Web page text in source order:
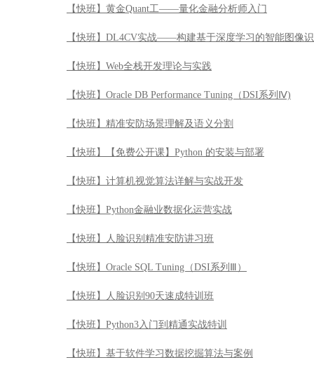
【快班】黄金Quant工——量化金融分析师入门
【快班】DL4CV实战——构建基于深度学习的智能图像
【快班】Web全栈开发理论与实践
【快班】Oracle DB Performance Tuning（DSI系列Ⅳ)
【快班】精准安防场景理解及语义分割
【快班】【免费公开课】Python 的安装与部署
【快班】计算机视觉算法详解与实战开发
【快班】Python金融业数据化运营实战
【快班】人脸识别精准安防讲习班
【快班】Oracle SQL Tuning（DSI系列Ⅲ）
【快班】人脸识别90天速成特训班
【快班】Python3入门到精通实战特训
【快班】基于软件学习数据挖掘算法与案例